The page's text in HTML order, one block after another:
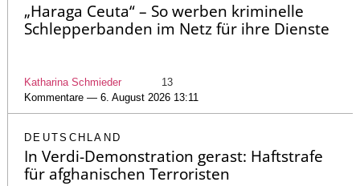
„Haraga Ceuta“ – So werben kriminelle
Schlepperbanden im Netz für ihre Dienste
Katharina Schmieder
13
Kommentare — 6. August 2026 13:11
DEUTSCHLAND
In Verdi-Demonstration gerast: Haftstrafe
für afghanischen Terroristen